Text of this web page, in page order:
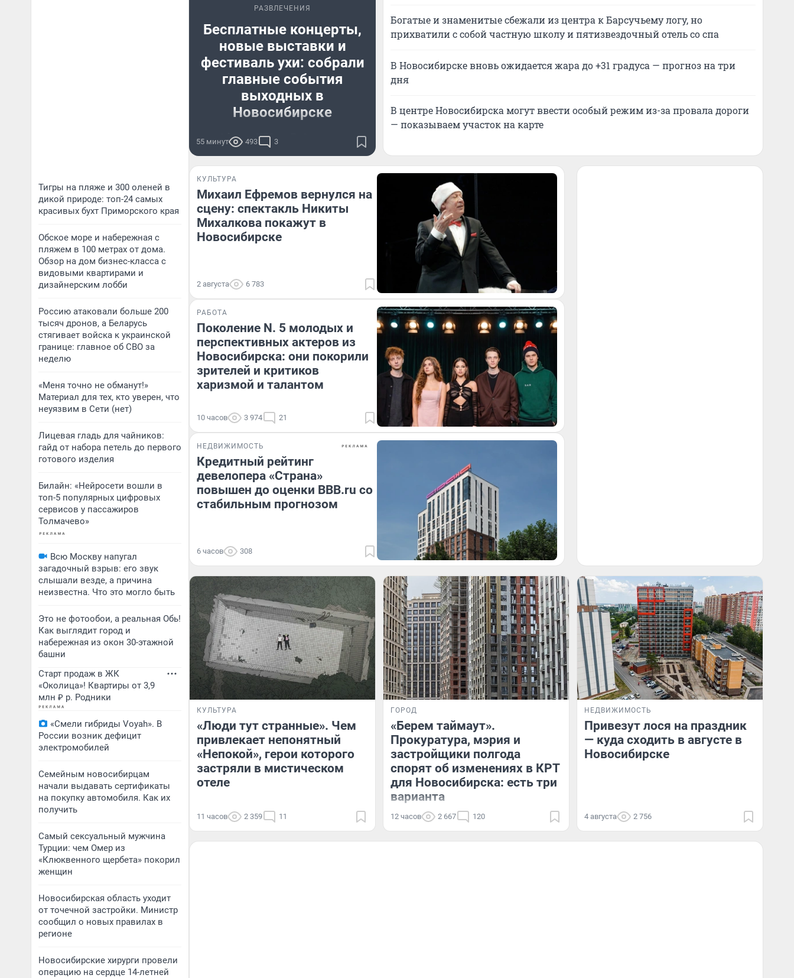
Тигры на пляже и 300 оленей в
дикой природе: топ-24 самых
красивых бухт Приморского края
Обское море и набережная с
пляжем в 100 метрах от дома.
Обзор на дом бизнес-класса с
видовыми квартирами и
дизайнерским лобби
Россию атаковали больше 200
тысяч дронов, а Беларусь
стягивает войска к украинской
границе: главное об СВО за
неделю
«Меня точно не обманут!»
Материал для тех, кто уверен, что
неуязвим в Сети (нет)
Лицевая гладь для чайников:
гайд от набора петель до первого
готового изделия
Билайн: «Нейросети вошли в
топ-5 популярных цифровых
сервисов у пассажиров
Толмачево»
Всю Москву напугал
загадочный взрыв: его звук
слышали везде, а причина
неизвестна. Что это могло быть
Это не фотообои, а реальная Обь!
Как выглядит город и
набережная из окон 30-этажной
башни
Старт продаж в ЖК
«Околица»! Квартиры от 3,9
млн ₽ р. Родники
«Смели гибриды Voyah». В
России возник дефицит
электромобилей
Семейным новосибирцам
начали выдавать сертификаты
на покупку автомобиля. Как их
получить
Самый сексуальный мужчина
Турции: чем Омер из
«Клюквенного щербета» покорил
женщин
Новосибирская область уходит
от точечной застройки. Министр
сообщил о новых правилах в
регионе
Новосибирские хирурги провели
операцию на сердце 14-летней
РАЗВЛЕЧЕНИЯ
Бесплатные концерты,
новые выставки и
фестиваль ухи: собрали
главные события
выходных в
Новосибирске
Афиша НГС на 7–9 августа
55 минут 493 3
Богатые и знаменитые сбежали из центра к Барсучьему логу, но
прихватили с собой частную школу и пятизвездочный отель со спа
В Новосибирске вновь ожидается жара до +31 градуса — прогноз на три
дня
В центре Новосибирска могут ввести особый режим из-за провала дороги
— показываем участок на карте
КУЛЬТУРА
Михаил Ефремов вернулся на
сцену: спектакль Никиты
Михалкова покажут в
Новосибирске
2 августа 6 783
РАБОТА
Поколение N. 5 молодых и
перспективных актеров из
Новосибирска: они покорили
зрителей и критиков
харизмой и талантом
10 часов 3 974 21
НЕДВИЖИМОСТЬ
Кредитный рейтинг
девелопера «Страна»
повышен до оценки BBB.ru со
стабильным прогнозом
6 часов 308
КУЛЬТУРА
«Люди тут странные». Чем
привлекает непонятный
«Непокой», герои которого
застряли в мистическом
отеле
11 часов 2 359 11
ГОРОД
«Берем таймаут».
Прокуратура, мэрия и
застройщики полгода
спорят об изменениях в КРТ
для Новосибирска: есть три
варианта
12 часов 2 667 120
НЕДВИЖИМОСТЬ
Привезут лося на праздник
— куда сходить в августе в
Новосибирске
4 августа 2 756